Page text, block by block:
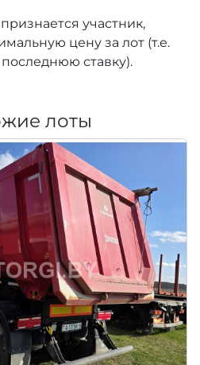
участник,
цену за лот (т.е.
ставку).
лоты